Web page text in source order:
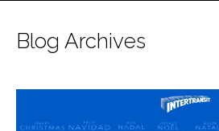
Blog Archives